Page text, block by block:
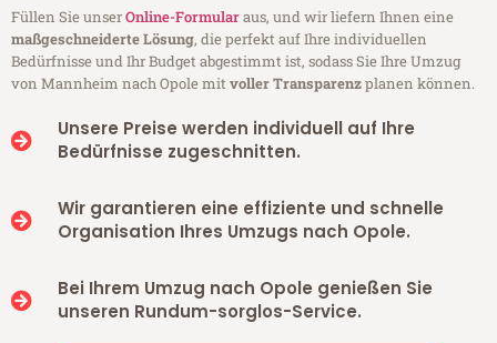
Füllen Sie unserOnline-Formularaus, und wir liefern Ihnen eine
maßgeschneiderte Lösung, die perfekt auf Ihre individuellen
Bedürfnisse und Ihr Budget abgestimmt ist, sodass Sie Ihre Umzug
von Mannheim nach Opole mitvoller Transparenzplanen können.
Unsere Preise werden individuell auf Ihre
Bedürfnisse zugeschnitten.
Wir garantieren eine effiziente und schnelle
Organisation Ihres Umzugs nach Opole.
Bei Ihrem Umzug nach Opole genießen Sie
unseren Rundum-sorglos-Service.